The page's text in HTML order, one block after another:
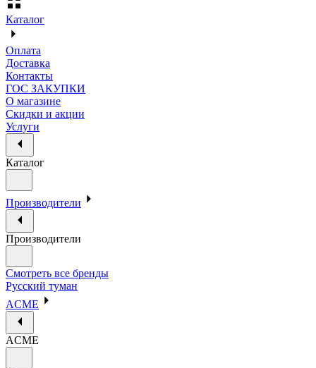
Каталог
Оплата
Доставка
Контакты
ГОС ЗАКУПКИ
О магазине
Скидки и акции
Услуги
Каталог
Производители
Производители
Смотреть все бренды
Русский туман
ACME
ACME